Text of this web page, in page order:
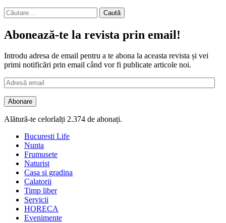
Caută
după:
Abonează-te la revista prin email!
Introdu adresa de email pentru a te abona la aceasta revista și vei
primi notificări prin email când vor fi publicate articole noi.
Adresă
email
Abonare
Alătură-te celorlalți 2.374 de abonați.
Bucuresti Life
Nunta
Frumusete
Naturist
Casa si gradina
Calatorii
Timp liber
Servicii
HORECA
Evenimente